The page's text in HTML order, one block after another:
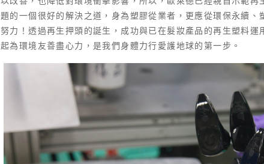
題的一個很好的解決之道，身為塑膠從業者，更應從環保永續、
努力！透過再生押頭的誕生，成功與已在髮妝產品的再生塑料運
起為環境友善盡心力，是我們身體力行愛護地球的第一步。